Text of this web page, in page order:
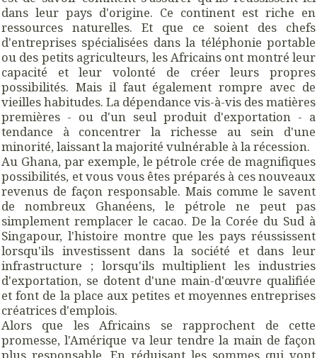
dans leur pays d'origine. Ce continent est riche en
ressources naturelles. Et que ce soient des chefs
d'entreprises spécialisées dans la téléphonie portable
ou des petits agriculteurs, les Africains ont montré leur
capacité et leur volonté de créer leurs propres
possibilités. Mais il faut également rompre avec de
vieilles habitudes. La dépendance vis-à-vis des matières
premières - ou d'un seul produit d'exportation - a
tendance à concentrer la richesse au sein d'une
minorité, laissant la majorité vulnérable à la récession.
Au Ghana, par exemple, le pétrole crée de magnifiques
possibilités, et vous vous êtes préparés à ces nouveaux
revenus de façon responsable. Mais comme le savent
de nombreux Ghanéens, le pétrole ne peut pas
simplement remplacer le cacao. De la Corée du Sud à
Singapour, l'histoire montre que les pays réussissent
lorsqu'ils investissent dans la société et dans leur
infrastructure ; lorsqu'ils multiplient les industries
d'exportation, se dotent d'une main-d'œuvre qualifiée
et font de la place aux petites et moyennes entreprises
créatrices d'emplois.
Alors que les Africains se rapprochent de cette
promesse, l'Amérique va leur tendre la main de façon